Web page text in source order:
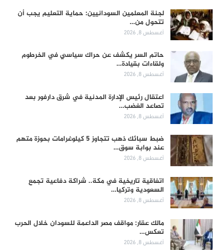
لجنة المعلمين السودانيين: حماية التعليم يجب أن
تتحول من…
أغسطس 8, 2026
حاتم السر يكشف عن حراك سياسي في الخرطوم
ولقاءات بقيادة…
أغسطس 8, 2026
اعتقال رئيس الإدارة المدنية في شرق دارفور بعد
تصاعد الغضب…
أغسطس 8, 2026
ضبط سبائك ذهب تتجاوز 5 كيلوغرامات بحوزة متهم
عند بوابة سوق…
أغسطس 8, 2026
اتفاقية تاريخية في مكة.. شراكة دفاعية تجمع
السعودية وتركيا…
أغسطس 8, 2026
مالك عقار: مواقف مصر الداعمة للسودان خلال الحرب
تعكس…
أغسطس 8, 2026